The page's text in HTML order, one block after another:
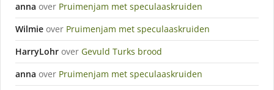
anna over Pruimenjam met speculaaskruiden
Wilmie over Pruimenjam met speculaaskruiden
HarryLohr over Gevuld Turks brood
anna over Pruimenjam met speculaaskruiden